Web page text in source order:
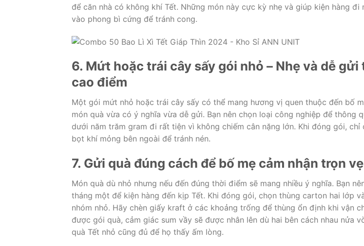
để căn nhà có không khí Tết. Những món này cực kỳ nhẹ và giúp kiện hàng đi
vào phong bì cứng để tránh cong.
6. Mứt hoặc trái cây sấy gói nhỏ – Nhẹ và dễ gửi
cao điểm
Một gói mứt nhỏ hoặc trái cây sấy có thể mang hương vị quen thuộc đến bố
món quà vừa có ý nghĩa vừa dễ gửi. Bạn nên chọn loại công nghiệp để thông
dưới năm trăm gram đi rất tiện vì không chiếm cân nặng lớn. Khi đóng gói,
bọt khí mỏng bên ngoài để tránh nén.
7. Gửi quà đúng cách để bố mẹ cảm nhận trọn
Món quà dù nhỏ nhưng nếu đến đúng thời điểm sẽ mang nhiều ý nghĩa. Bạn
tháng một để kiện hàng đến kịp Tết. Khi đóng gói, chọn thùng carton hai lớp
nhóm nhỏ. Hãy chèn giấy kraft ở các khoảng trống để thùng ổn định khi vận
được gói quà, cảm giác sum vầy sẽ được nhân lên dù hai bên cách nhau nửa
quà Tết nhỏ cũng đủ để họ thấy ấm lòng.